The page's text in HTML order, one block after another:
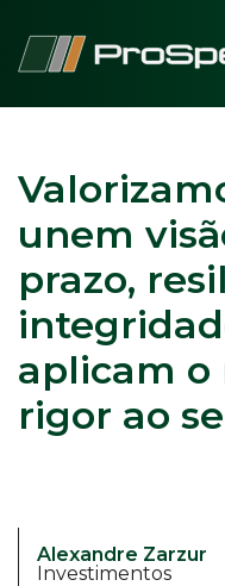
unem
prazo,
aplicam o
rigor ao
Alexandre Zarzur
Investimentos